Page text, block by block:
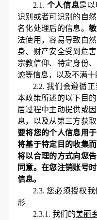
2.1. 个人信息是
识别或者可识别的自
名化处理后的信息。
法使用，容易导致自
身、财产安全受到危
宗教信仰、特定身份
迹等信息，以及不满十
2.2.我们会遵循
本政策所述的以下目
居过程中主动提供或
息，以及从第三方获
要将您的个人信息用
将基于特定目的收集
将以合理的方式向您
同意。在您注销账号
信息。
2.3.您必须授权
形
2.3.1. 我们的美丽